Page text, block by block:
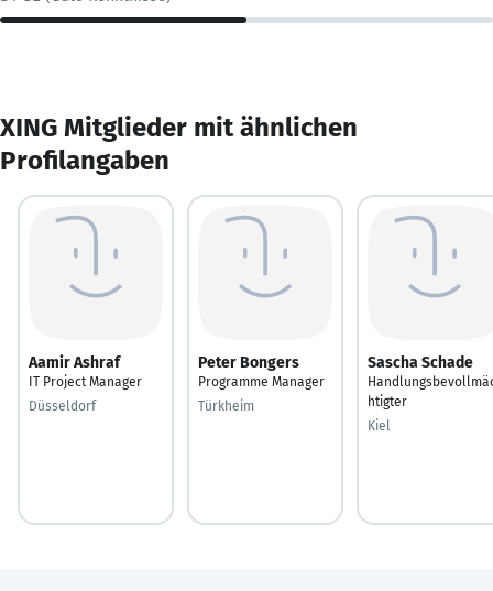
XING Mitglieder mit ähnlichen
Profilangaben
Aamir Ashraf
IT Project Manager
Düsseldorf
Peter Bongers
Programme Manager
Türkheim
Sascha Schade
htigter
Kiel